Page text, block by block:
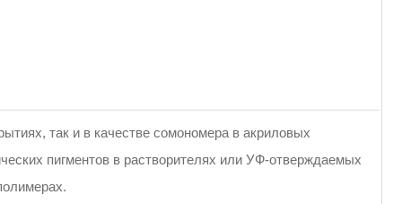
так и в качестве сомономера в акриловых
пигментов в растворителях или УФ-отверждаемых